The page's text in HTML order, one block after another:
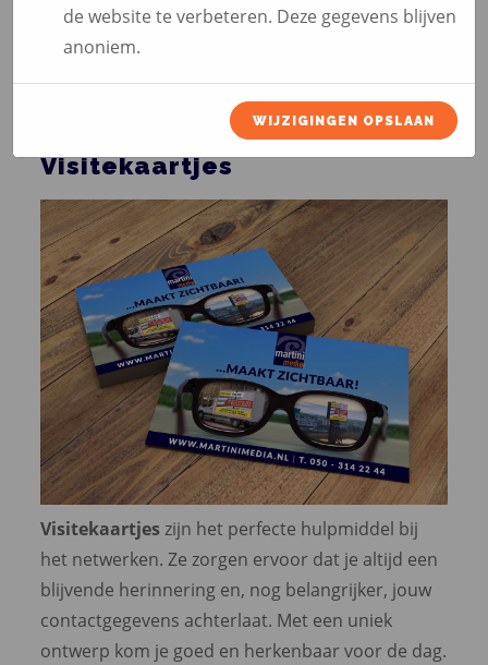
Visitekaartjes
Visitekaartjeszijn het perfecte hulpmiddel bij
het netwerken. Ze zorgen ervoor dat je altijd een
blijvende herinnering en, nog belangrijker, jouw
contactgegevens achterlaat. Met een uniek
ontwerp kom je goed en herkenbaar voor de dag.
de website te verbeteren. Deze gegevens blijven
anoniem.
WIJZIGINGEN OPSLAAN